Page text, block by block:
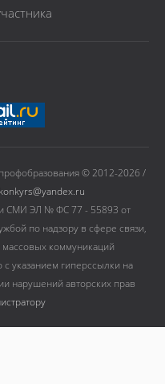
© 2012-2026 /
СМИ ЭЛ № ФС 77 - 55893 от
по надзору в сфере связи,
коммуникаций
указанием гиперссылки на
нарушений авторских прав